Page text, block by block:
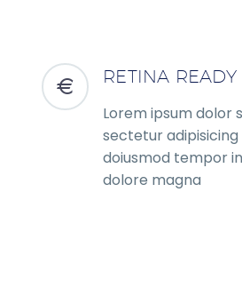
RETINA READY
Lorem ipsum dolor
sectetur adipisicing
doiusmod tempor
dolore magna